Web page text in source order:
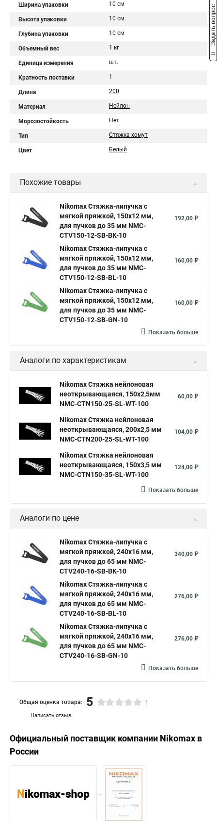
Ширина упаковки 10 см
Высота упаковки 10 см
Глубина упаковки 10 см
Объемный вес 1 кг
Единица измерения шт.
Кратность поставки 1
Длина 200
Материал Нейлон
Морозостойкость Нет
Тип Стяжка хомут
Цвет Белый
Похожие товары
Nikomax Стяжка-липучка с
мягкой пряжкой, 150х12 мм,
для пучков до 35 мм NMC-
CTV150-12-SB-BK-10
192,00 ₽
Nikomax Стяжка-липучка с
мягкой пряжкой, 150х12 мм,
для пучков до 35 мм NMC-
CTV150-12-SB-BL-10
160,00 ₽
Nikomax Стяжка-липучка с
мягкой пряжкой, 150х12 мм,
для пучков до 35 мм NMC-
CTV150-12-SB-GN-10
160,00 ₽
Показать больше
Аналоги по характеристикам
Nikomax Стяжка нейлоновая
неоткрывающаяся, 150х2,5мм
NMC-CTN150-25-SL-WT-100
60,00 ₽
Nikomax Стяжка нейлоновая
неоткрывающаяся, 200х2,5 мм
NMC-CTN200-25-SL-WT-100
104,00 ₽
Nikomax Стяжка нейлоновая
неоткрывающаяся, 150х3,5 мм
NMC-CTN150-35-SL-WT-100
124,00 ₽
Показать больше
Аналоги по цене
Nikomax Стяжка-липучка с
мягкой пряжкой, 240х16 мм,
для пучков до 65 мм NMC-
CTV240-16-SB-BK-10
340,00 ₽
Nikomax Стяжка-липучка с
мягкой пряжкой, 240х16 мм,
для пучков до 65 мм NMC-
CTV240-16-SB-BL-10
276,00 ₽
Nikomax Стяжка-липучка с
мягкой пряжкой, 240х16 мм,
для пучков до 65 мм NMC-
CTV240-16-SB-GN-10
276,00 ₽
Показать больше
Написать отзыв
Общая оценка товара: 5 1
Официальный поставщик компании Nikomax в
России
Задать вопрос